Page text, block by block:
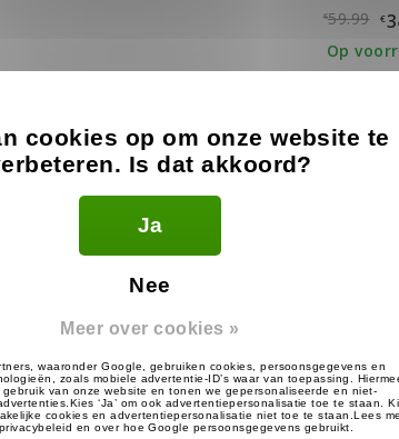
of onze headsets passen.
€59.99 €
Op
cookies op om onze website te
Is dat akkoord?
Ja
Nee
Meer over cookies »